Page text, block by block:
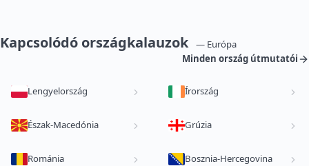
Kapcsolódó országkalauzok
— Európa
Minden ország útmutatói
Lengyelország Írország
Észak-Macedónia Grúzia
Románia Bosznia-Hercegovina